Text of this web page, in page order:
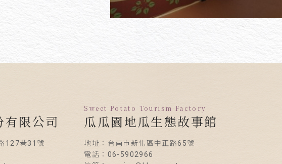
有限公司
127巷31號
Sweet Potato Tourism Factory
瓜瓜園地瓜生態故事館
地址：台南市新化區中正路65號
電話：06-5902966